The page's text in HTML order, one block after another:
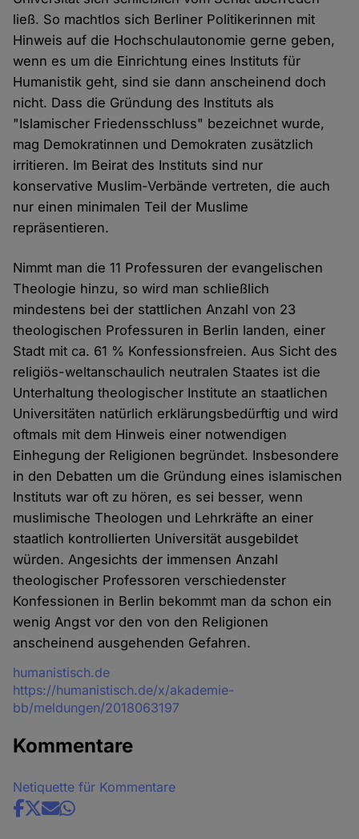
ließ. So machtlos sich Berliner Politikerinnen mit
Hinweis auf die Hochschulautonomie gerne geben,
wenn es um die Einrichtung eines Instituts für
Humanistik geht, sind sie dann anscheinend doch
nicht. Dass die Gründung des Instituts als
"Islamischer Friedensschluss" bezeichnet wurde,
mag Demokratinnen und Demokraten zusätzlich
irritieren. Im Beirat des Instituts sind nur
konservative Muslim-Verbände vertreten, die auch
nur einen minimalen Teil der Muslime
repräsentieren.
Nimmt man die 11 Professuren der evangelischen
Theologie hinzu, so wird man schließlich
mindestens bei der stattlichen Anzahl von 23
theologischen Professuren in Berlin landen, einer
Stadt mit ca. 61 % Konfessionsfreien. Aus Sicht des
religiös-weltanschaulich neutralen Staates ist die
Unterhaltung theologischer Institute an staatlichen
Universitäten natürlich erklärungsbedürftig und wird
oftmals mit dem Hinweis einer notwendigen
Einhegung der Religionen begründet. Insbesondere
in den Debatten um die Gründung eines islamischen
Instituts war oft zu hören, es sei besser, wenn
muslimische Theologen und Lehrkräfte an einer
staatlich kontrollierten Universität ausgebildet
würden. Angesichts der immensen Anzahl
theologischer Professoren verschiedenster
Konfessionen in Berlin bekommt man da schon ein
wenig Angst vor den von den Religionen
anscheinend ausgehenden Gefahren.
Quelle
humanistisch.de
https://humanistisch.de/x/akademie-
bb/meldungen/2018063197
Kommentare
Netiquette für Kommentare
Share